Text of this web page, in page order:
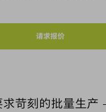
请求报价
苛刻的批量生产